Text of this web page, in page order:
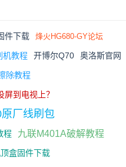
件下载 烽火HG680-GY论坛
机教程 开博尔Q70 奥洛斯官网
除教程
到电视上？
厂线刷包
程 九联M401A破解教程
盒固件下载